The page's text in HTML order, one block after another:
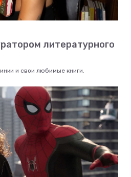
литературного
и свои любимые книги.